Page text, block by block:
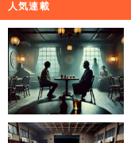
人気連載